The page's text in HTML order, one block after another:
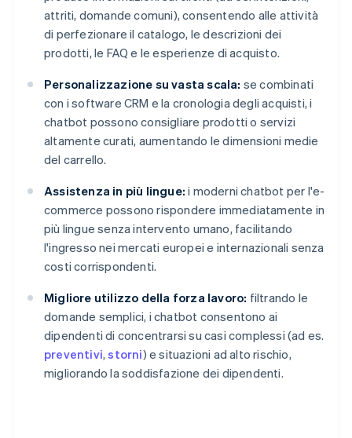
attriti, domande comuni), consentendo alle attività
di perfezionare il catalogo, le descrizioni dei
prodotti, le FAQ e le esperienze di acquisto.
Personalizzazione su vasta scala: se combinati
con i software CRM e la cronologia degli acquisti, i
chatbot possono consigliare prodotti o servizi
altamente curati, aumentando le dimensioni medie
del carrello.
Assistenza in più lingue: i moderni chatbot per l'e-
commerce possono rispondere immediatamente in
più lingue senza intervento umano, facilitando
l'ingresso nei mercati europei e internazionali senza
costi corrispondenti.
Migliore utilizzo della forza lavoro: filtrando le
domande semplici, i chatbot consentono ai
dipendenti di concentrarsi su casi complessi (ad es.
preventivi,storni) e situazioni ad alto rischio,
migliorando la soddisfazione dei dipendenti.